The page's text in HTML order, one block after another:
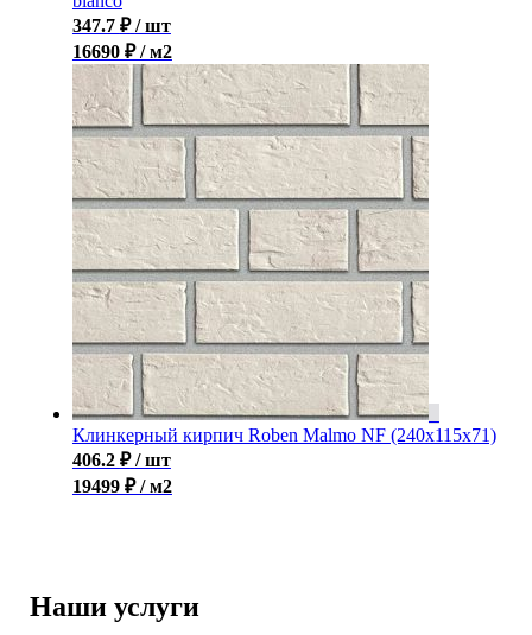
347.7 ₽ / шт
16690 ₽ / м2
Клинкерный кирпич Roben Malmo NF (240x115x71)
406.2 ₽ / шт
19499 ₽ / м2
Наши услуги